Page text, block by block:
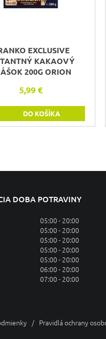
EXCLUSIVE
KAKAOVÝ
200G ORION
5,99 €
DO KOŠÍKA
DOBA POTRAVINY
05:00 - 20:00
05:00 - 20:00
05:00 - 20:00
05:00 - 20:00
05:00 - 20:00
06:00 - 20:00
07:00 - 20:00
Pravidlá ochrany